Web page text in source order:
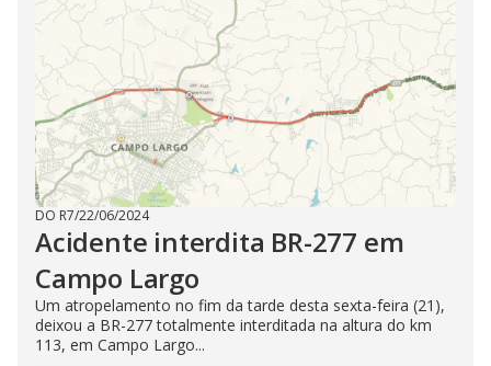
DO R7/22/06/2024
Acidente interdita BR-277 em
Campo Largo
Um atropelamento no fim da tarde desta sexta-feira (21),
deixou a BR-277 totalmente interditada na altura do km
113, em Campo Largo...